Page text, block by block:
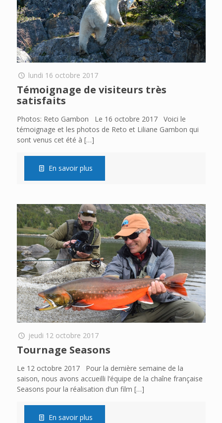
lundi 16 octobre 2017
Témoignage de visiteurs très
satisfaits
Photos: Reto Gambon Le 16 octobre 2017 Voici le
témoignage et les photos de Reto et Liliane Gambon qui
sont venus cet été à […]
En savoir plus
jeudi 12 octobre 2017
Tournage Seasons
Le 12 octobre 2017 Pour la dernière semaine de la
saison, nous avons accueilli l’équipe de la chaîne française
Seasons pour la réalisation d’un film […]
En savoir plus